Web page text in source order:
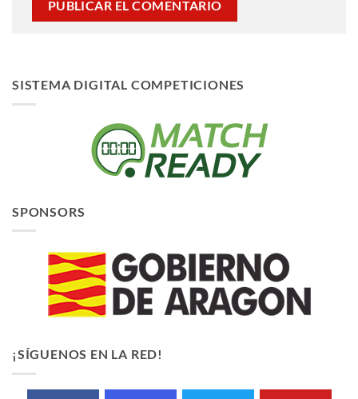
SISTEMA DIGITAL COMPETICIONES
SPONSORS
¡SÍGUENOS EN LA RED!